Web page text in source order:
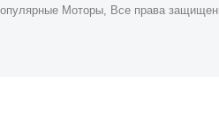
Моторы, Все права